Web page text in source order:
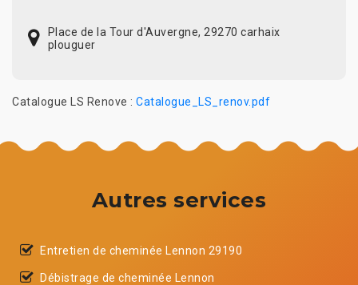
Place de la Tour d'Auvergne, 29270 carhaix
plouguer
Catalogue LS Renove : Catalogue_LS_renov.pdf
Autres services
Entretien de cheminée Lennon 29190
Débistrage de cheminée Lennon